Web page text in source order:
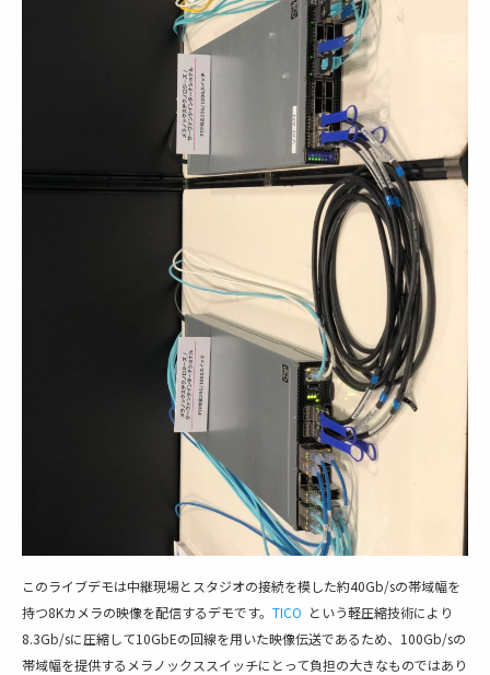
このライブデモは中継現場とスタジオの接続を模した約40Gb/sの帯域幅を
持つ8Kカメラの映像を配信するデモです。 TICO という軽圧縮技術により
8.3Gb/sに圧縮して10GbEの回線を用いた映像伝送であるため、100Gb/sの
帯域幅を提供するメラノックススイッチにとって負担の大きなものではあり